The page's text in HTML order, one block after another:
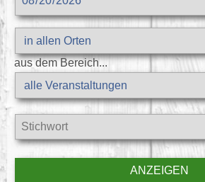
aus dem Bereich...